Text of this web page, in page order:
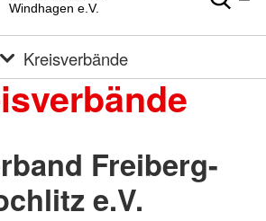
Windhagen e.V.
Kreisverbände
Freiberg-
e.V.